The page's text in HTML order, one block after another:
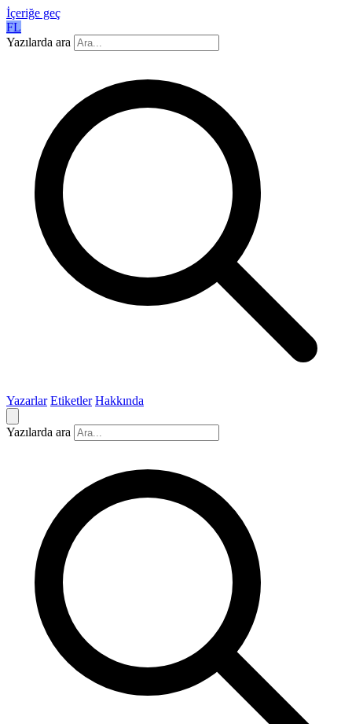
İçeriğe geç
FL
Yazılarda ara
Yazarlar Etiketler Hakkında
Yazılarda ara